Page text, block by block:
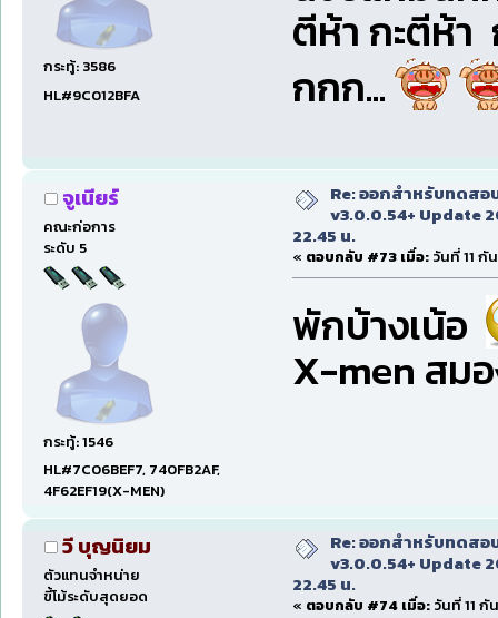
กระทู้: 3586
HL#9C012BFA
ตีห้า กะตีห้า
กกก...
จูเนียร์
คณะก่อการ
ระดับ 5
กระทู้: 1546
HL#7C06BEF7, 740FB2AF,
4F62EF19(X-MEN)
Re: ออกสำหรับทดสอ
v3.0.0.54+ Update
22.45 น.
« ตอบกลับ #73 เมื่อ: วันที่ 11 กั
พักบ้างเน้อ
X-men สมอ
วี บุญนิยม
ตัวแทนจำหน่าย
ขี้โม้ระดับสุดยอด
Re: ออกสำหรับทดสอ
v3.0.0.54+ Update
22.45 น.
« ตอบกลับ #74 เมื่อ: วันที่ 11